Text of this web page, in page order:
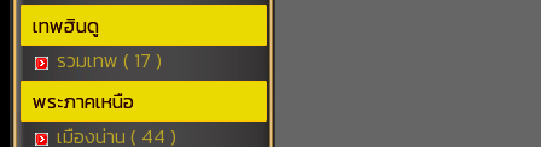
เทพฮินดู
รวมเทพ ( 17 )
พระภาคเหนือ
เมืองน่าน ( 44 )